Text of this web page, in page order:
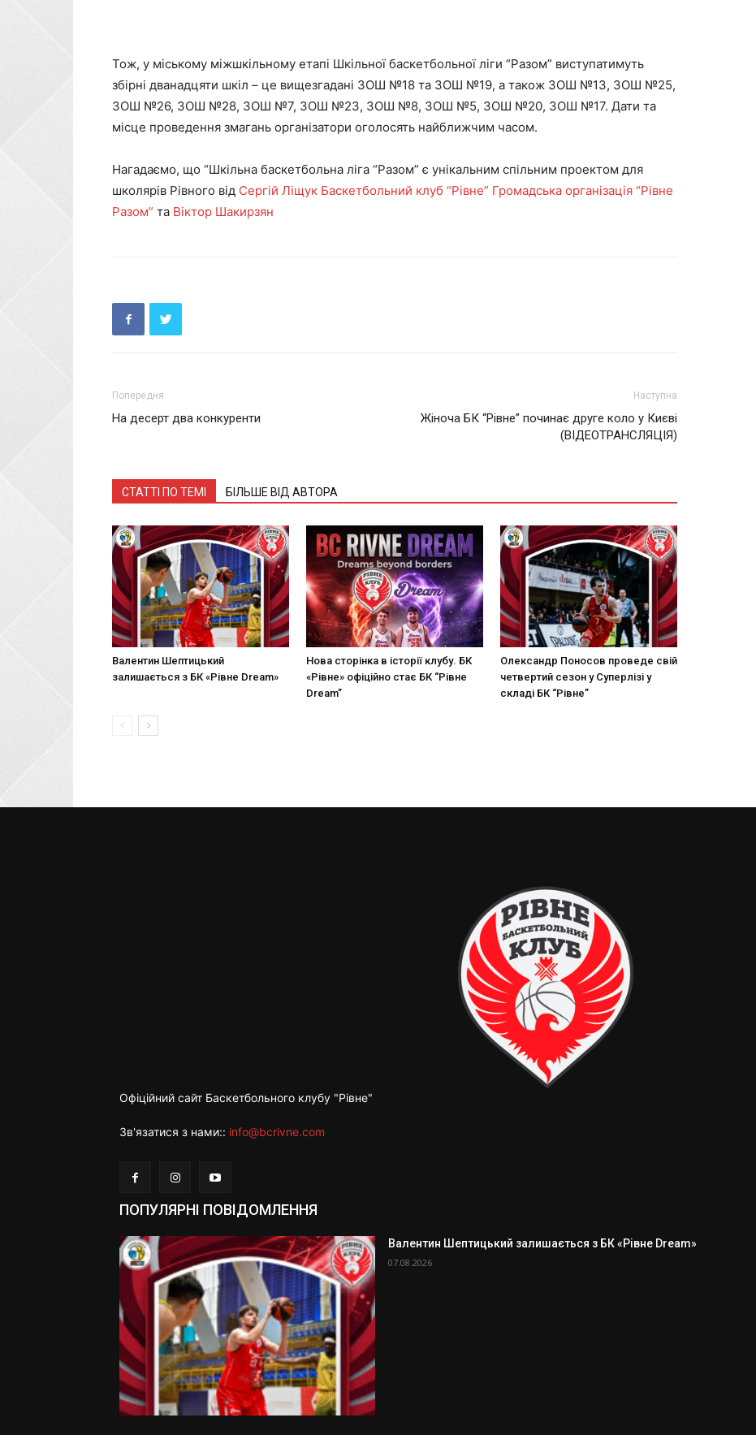
Тож, у міському міжшкільному етапі Шкільної баскетбольної ліги “Разом” виступатимуть
збірні дванадцяти шкіл – це вищезгадані ЗОШ №18 та ЗОШ №19, а також ЗОШ №13, ЗОШ №25,
ЗОШ №26, ЗОШ №28, ЗОШ №7, ЗОШ №23, ЗОШ №8, ЗОШ №5, ЗОШ №20, ЗОШ №17. Дати та
місце проведення змагань організатори оголосять найближчим часом.
Нагадаємо, що “Шкільна баскетбольна ліга “Разом” є унікальним спільним проектом для
школярів Рівного від Сергій Ліщук Баскетбольний клуб “Рівне” Громадська організація “Рівне
Разом” та Віктор Шакирзян
Попередня
На десерт два конкуренти
Наступна
Жіноча БК “Рівне” починає друге коло у Києві
(ВІДЕОТРАНСЛЯЦІЯ)
СТАТТІ ПО ТЕМІ БІЛЬШЕ ВІД АВТОРА
Валентин Шептицький
залишається з БК «Рівне Dream»
Нова сторінка в історії клубу. БК
«Рівне» офіційно стає БК “Рівне
Dream”
Олександр Поносов проведе свій
четвертий сезон у Суперлізі у
складі БК “Рівне”
Офіційний сайт Баскетбольного клубу "Рівне"
Зв'язатися з нами:: info@bcrivne.com
ПОПУЛЯРНІ ПОВІДОМЛЕННЯ
Валентин Шептицький залишається з БК «Рівне Dream»
07.08.2026